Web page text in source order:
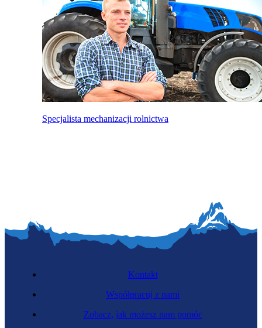
Specjalista mechanizacji rolnictwa
Kontakt
Współpracuj z nami
Zobacz, jak możesz nam pomóc